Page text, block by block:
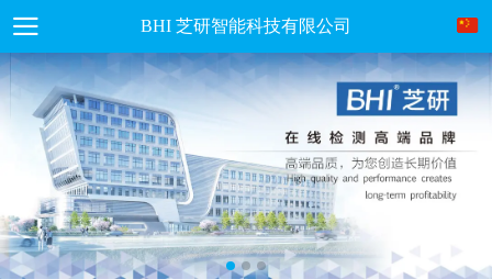
BHI 芝研智能科技有限公司